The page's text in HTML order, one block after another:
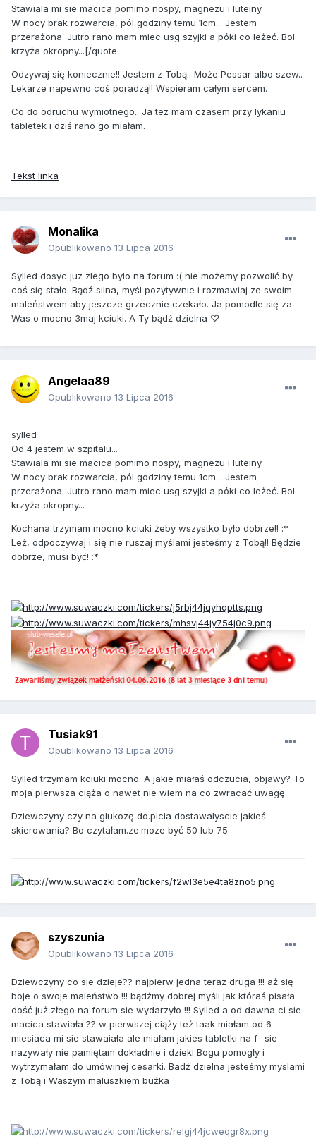
Stawiala mi sie macica pomimo nospy, magnezu i luteiny.
W nocy brak rozwarcia, pól godziny temu 1cm... Jestem
przerażona. Jutro rano mam miec usg szyjki a póki co leżeć. Bol
krzyża okropny...[/quote
Odzywaj się koniecznie!! Jestem z Tobą.. Może Pessar albo szew..
Lekarze napewno coś poradzą!! Wspieram całym sercem.
Co do odruchu wymiotnego.. Ja tez mam czasem przy lykaniu
tabletek i dziś rano go miałam.
Tekst linka
Monalika
Opublikowano 13 Lipca 2016
Sylled dosyc juz zlego bylo na forum :( nie możemy pozwolić by
coś się stało. Bądź silna, myśl pozytywnie i rozmawiaj ze swoim
maleństwem aby jeszcze grzecznie czekało. Ja pomodle się za
Was o mocno 3maj kciuki. A Ty bądź dzielna ♡
Angelaa89
Opublikowano 13 Lipca 2016
sylled
Od 4 jestem w szpitalu...
Stawiala mi sie macica pomimo nospy, magnezu i luteiny.
W nocy brak rozwarcia, pól godziny temu 1cm... Jestem
przerażona. Jutro rano mam miec usg szyjki a póki co leżeć. Bol
krzyża okropny...
Kochana trzymam mocno kciuki żeby wszystko było dobrze!! :*
Leż, odpoczywaj i się nie ruszaj myślami jesteśmy z Tobą!! Będzie
dobrze, musi być! :*
Tusiak91
Opublikowano 13 Lipca 2016
Sylled trzymam kciuki mocno. A jakie miałaś odczucia, objawy? To
moja pierwsza ciąża o nawet nie wiem na co zwracać uwagę
Dziewczyny czy na glukozę do.picia dostawalyscie jakieś
skierowania? Bo czytałam.ze.moze być 50 lub 75
szyszunia
Opublikowano 13 Lipca 2016
Dziewczyny co sie dzieje?? najpierw jedna teraz druga !!! aż się
boje o swoje maleństwo !!! bądźmy dobrej myśli jak któraś pisała
dość już złego na forum sie wydarzyło !!! Sylled a od dawna ci sie
macica stawiała ?? w pierwszej ciąży też taak miałam od 6
miesiaca mi sie stawaiała ale miałam jakies tabletki na f- sie
nazywały nie pamiętam dokładnie i dzieki Bogu pomogły i
wytrzymałam do umówinej cesarki. Badź dzielna jesteśmy myslami
z Tobą i Waszym maluszkiem buźka